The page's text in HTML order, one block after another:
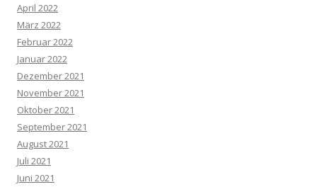
April 2022
März 2022
Februar 2022
Januar 2022
Dezember 2021
November 2021
Oktober 2021
September 2021
August 2021
Juli 2021
Juni 2021